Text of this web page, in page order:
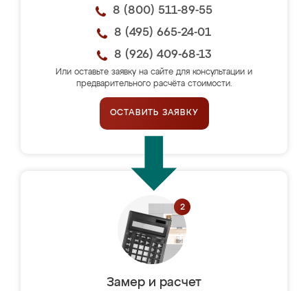
8 (800) 511-89-55
8 (495) 665-24-01
8 (926) 409-68-13
Или оставьте заявку на сайте для консультации и
предварительного расчёта стоимости.
ОСТАВИТЬ ЗАЯВКУ
Замер и расчет